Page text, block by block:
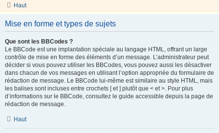
Haut
Mise en forme et types de sujets
Que sont les BBCodes ?
Le BBCode est une implantation spéciale au langage HTML, offrant un large
contrôle de mise en forme des éléments d’un message. L’administrateur peut
décider si vous pouvez utiliser les BBCodes, vous pouvez aussi les désactiver
dans chacun de vos messages en utilisant l’option appropriée du formulaire de
rédaction de message. Le BBCode lui-même est similaire au style HTML, mais
les balises sont incluses entre crochets [ et ] plutôt que < et >. Pour plus
d’informations sur le BBCode, consultez le guide accessible depuis la page de
rédaction de message.
Haut